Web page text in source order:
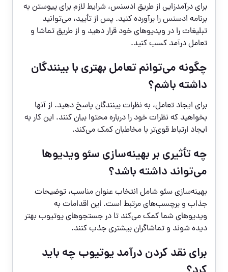
برای درآمدزایی از طریق ادسنس، شرایط لازم برای پیوستن به
برنامه ادسنس را برآورده کنید. پس از تأیید، می‌توانید
تبلیغات را در ویدیوهای خود قرار دهید و از طریق تماشا و
تعامل درآمد کسب کنید.
چگونه می‌توانم تعامل بهتری با بینندگان
داشته باشم؟
برای ایجاد تعامل، به نظرات بینندگان پاسخ دهید. از آنها
بخواهید که نظرات خود را درباره محتوا بیان کنند. این کار به
ایجاد ارتباط قوی‌تر با مخاطبان کمک می‌کند.
چه تأثیری بر بهینه‌سازی سئو ویدیوها
می‌تواند داشته باشد؟
بهینه‌سازی سئو شامل انتخاب عنوان مناسب، توضیحات
جذاب و برچسب‌های مرتبط است. این اقدامات به
ویدیوهای شما کمک می‌کند تا در جستجوهای یوتیوب بهتر
دیده شوند و تماشاگران بیشتری جذب کنند.
برای نقد کردن درآمد یوتیوب چه باید